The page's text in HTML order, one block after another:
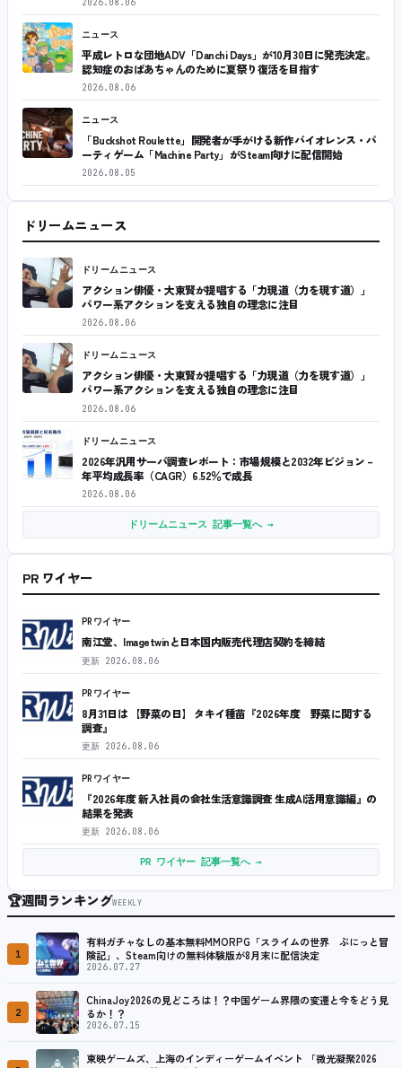
2026.08.06
ニュース
平成レトロな団地ADV「Danchi Days」が10月30日に発売決定。
認知症のおばあちゃんのために夏祭り復活を目指す
2026.08.06
ニュース
「Buckshot Roulette」開発者が手がける新作バイオレンス・パ
ーティゲーム「Machine Party」がSteam向けに配信開始
2026.08.05
ドリームニュース
ドリームニュース
アクション俳優・大東賢が提唱する「力現道（力を現す道）」
パワー系アクションを支える独自の理念に注目
2026.08.06
ドリームニュース
アクション俳優・大東賢が提唱する「力現道（力を現す道）」
パワー系アクションを支える独自の理念に注目
2026.08.06
ドリームニュース
2026年汎用サーバ調査レポート：市場規模と2032年ビジョン –
年平均成長率（CAGR）6.52％で成長
2026.08.06
ドリームニュース 記事一覧へ →
PR ワイヤー
PRワイヤー
南江堂、Imagetwinと日本国内販売代理店契約を締結
更新 2026.08.06
PRワイヤー
8月31日は 【野菜の日】 タキイ種苗『2026年度 野菜に関する
調査』
更新 2026.08.06
PRワイヤー
『2026年度 新入社員の会社生活意識調査 生成AI活用意識編』の
結果を発表
更新 2026.08.06
PR ワイヤー 記事一覧へ →
🏆週間ランキングWEEKLY
1
有料ガチャなしの基本無料MMORPG「スライムの世界 ぷにっと冒
険記」、Steam向けの無料体験版が8月末に配信決定
2026.07.27
2
ChinaJoy2026の見どころは！？中国ゲーム界隈の変遷と今をどう見
るか！？
2026.07.15
東映ゲームズ、上海のインディーゲームイベント 「微光凝聚2026